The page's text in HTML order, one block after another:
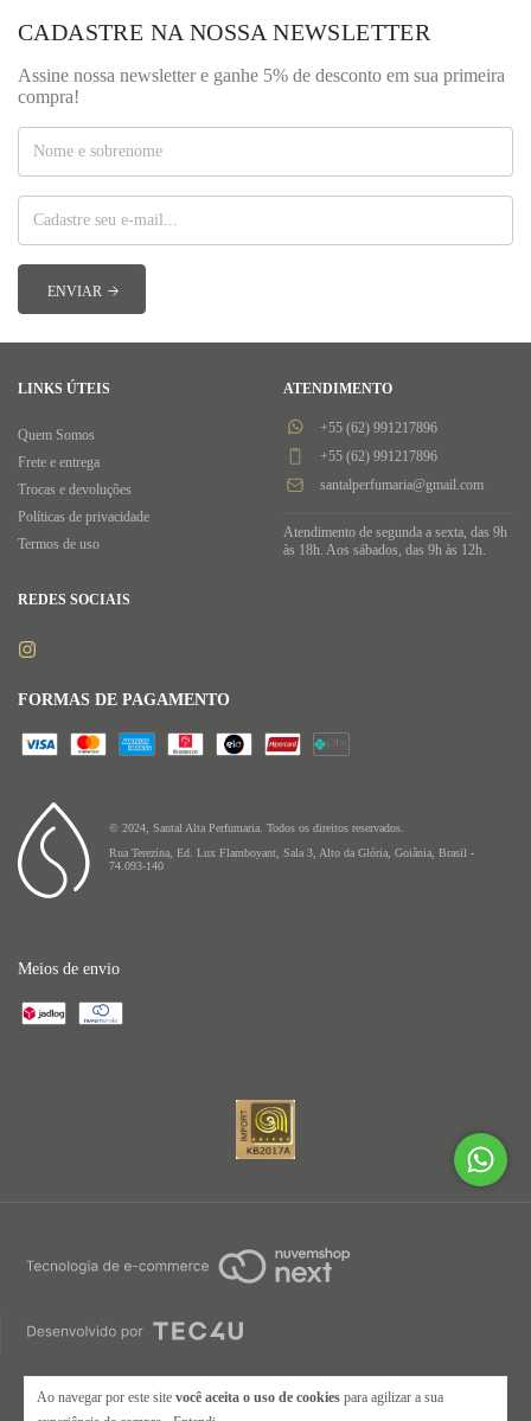
Ao navegar por este site você aceita o uso de cookies para agilizar a sua
CADASTRE NA NOSSA NEWSLETTER
Assine nossa newsletter e ganhe 5% de desconto em sua primeira
compra!
© 2024, Santal Alta Perfumaria. Todos os direitos reservados.
Rua Terezina, Ed. Lux Flamboyant, Sala 3, Alto da Glória, Goiânia, Brasil -
74.093-140
LINKS ÚTEIS
Quem Somos
Frete e entrega
Trocas e devoluções
Políticas de privacidade
Termos de uso
ATENDIMENTO
+55 (62) 991217896
+55 (62) 991217896
santalperfumaria@gmail.com
Atendimento de segunda a sexta, das 9h
às 18h. Aos sábados, das 9h às 12h.
REDES SOCIAIS
FORMAS DE PAGAMENTO
Meios de envio